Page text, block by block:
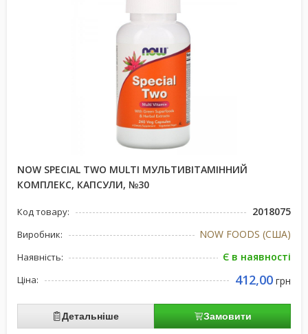
NOW SPECIAL TWO MULTI МУЛЬТИВІТАМІННИЙ
КОМПЛЕКС, КАПСУЛИ, №30
Код товару: 2018075
Виробник: NOW FOODS (США)
Наявність: Є в наявності
Ціна: 412,00 грн
Детальніше Замовити